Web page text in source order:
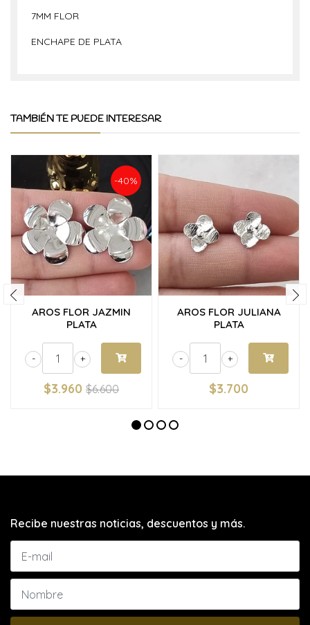
7MM FLOR
ENCHAPE DE PLATA
TAMBIÉN TE PUEDE INTERESAR
-40%
AROS FLOR JAZMIN
PLATA
+
-
$3.960 $6.600
AROS FLOR JULIANA
PLATA
+
-
$3.700
Recibe nuestras noticias, descuentos y más.